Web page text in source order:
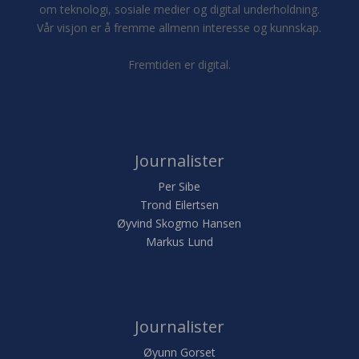
om teknologi, sosiale medier og digital underholdning.
Vår visjon er å fremme allmenn interesse og kunnskap.
Fremtiden er digital.
Journalister
Per Sibe
Trond Eilertsen
Øyvind Skogmo Hansen
Markus Lund
Journalister
Øyunn Gorset